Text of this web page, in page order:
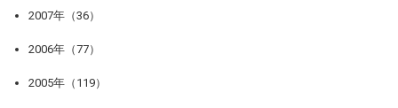
2007年（36）
2006年（77）
2005年（119）